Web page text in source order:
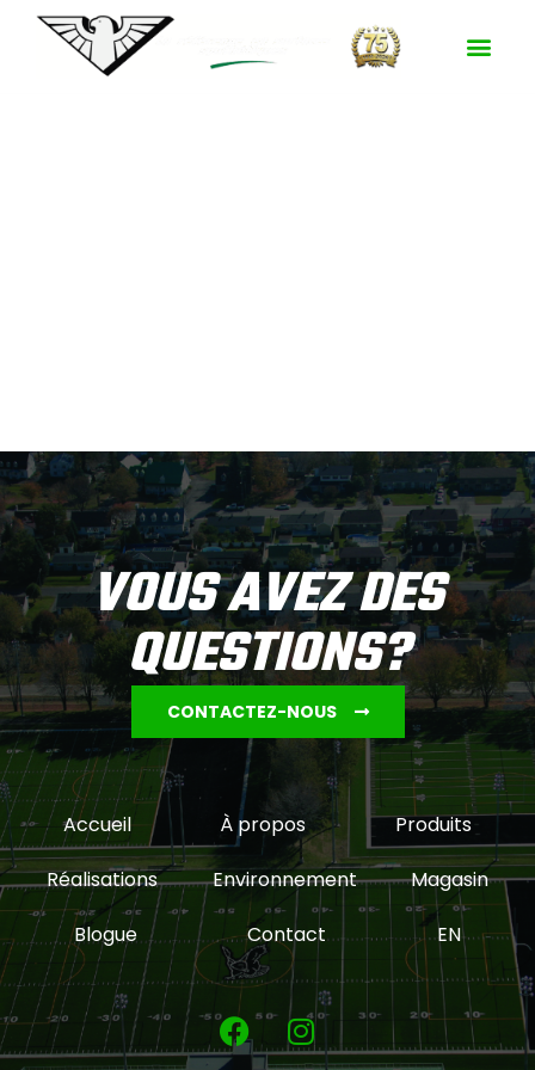
Surface : XTHD-
VOUS AVEZ DES
QUESTIONS?
CONTACTEZ-NOUS
Accueil À propos
Produits
Réalisations
Environnement
Magasin
Blogue
Contact EN